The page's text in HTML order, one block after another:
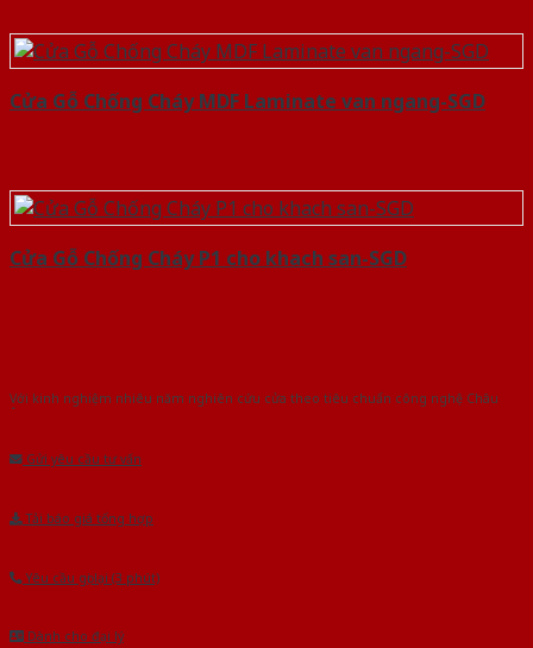
Cửa Gỗ Chống Cháy MDF Laminate van ngang-SGD
Cửa Gỗ Chống Cháy P1 cho khach san-SGD
Với kinh nghiệm nhiêu năm nghiên cứu cửa theo tiêu chuẩn công nghệ Châu
Gửi yêu cầu tư vấn
Tải báo giá tổng hợp
Yêu cầu gọi lại (3 phút)
Dành cho đại lý